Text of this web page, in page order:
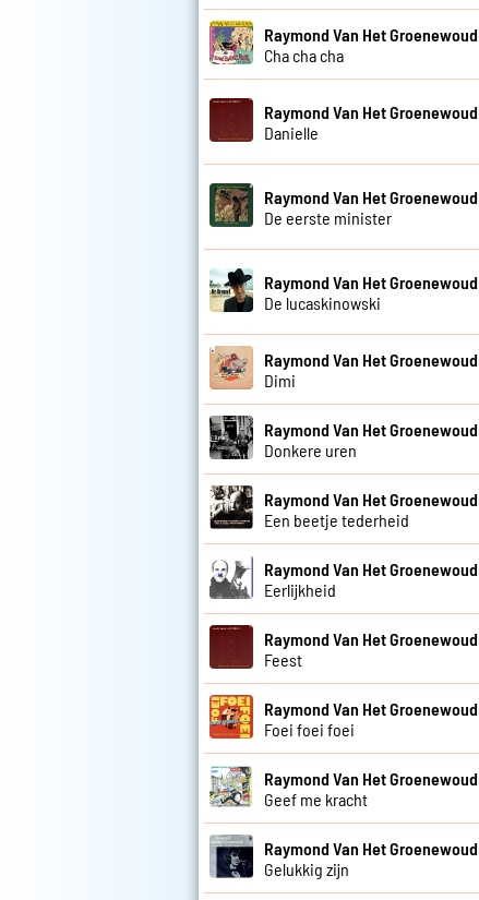
Raymond Van Het Groenewoud
Cha cha cha
Raymond Van Het Groenewoud
Danielle
Raymond Van Het Groenewoud
De eerste minister
Raymond Van Het Groenewoud
De lucaskinowski
Raymond Van Het Groenewoud
Dimi
Raymond Van Het Groenewoud
Donkere uren
Raymond Van Het Groenewoud
Een beetje tederheid
Raymond Van Het Groenewoud
Eerlijkheid
Raymond Van Het Groenewoud
Feest
Raymond Van Het Groenewoud
Foei foei foei
Raymond Van Het Groenewoud
Geef me kracht
Raymond Van Het Groenewoud
Gelukkig zijn